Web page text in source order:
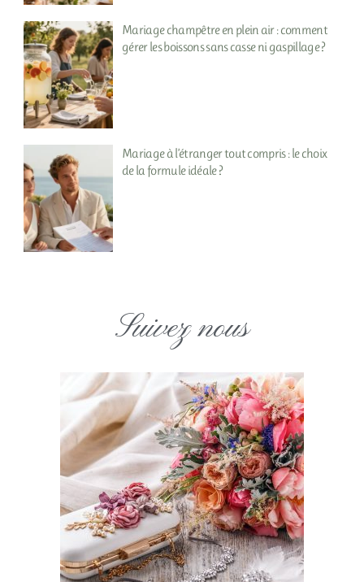
Mariage champêtre en plein air : comment
gérer les boissons sans casse ni gaspillage ?
Mariage à l’étranger tout compris : le choix
de la formule idéale ?
Suivez nous